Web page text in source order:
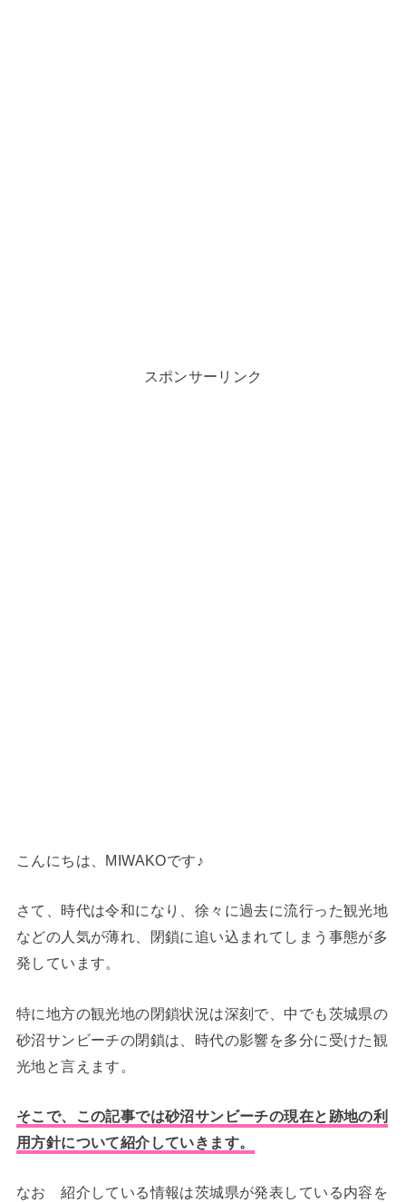
スポンサーリンク
こんにちは、MIWAKOです♪
さて、時代は令和になり、徐々に過去に流行った観光地
などの人気が薄れ、閉鎖に追い込まれてしまう事態が多
発しています。
特に地方の観光地の閉鎖状況は深刻で、中でも茨城県の
砂沼サンビーチの閉鎖は、時代の影響を多分に受けた観
光地と言えます。
そこで、この記事では砂沼サンビーチの現在と跡地の利
用方針について紹介していきます。
なお 紹介している情報は茨城県が発表している内容を